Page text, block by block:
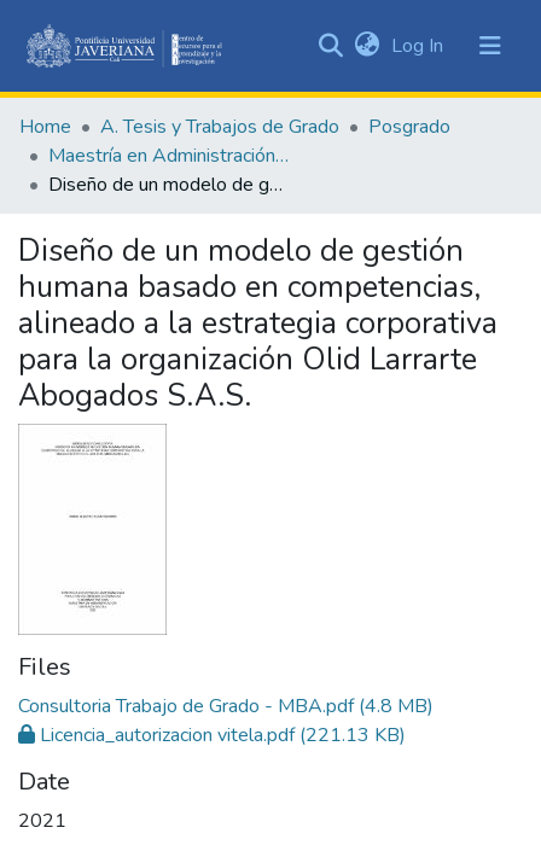
&
Collections
Statistics
Log In (current)
Home A. Tesis y Trabajos de Grado
Posgrado
Maestría en Administración de Empresas
Diseño de un modelo de gestión humana basado en competencias, alineado a la estrategia corporativa para la organización Olid Larrarte Abogados S.A.S.
Diseño de un modelo de gestión
humana basado en competencias,
alineado a la estrategia corporativa
para la organización Olid Larrarte
Abogados S.A.S.
Files
Consultoria Trabajo de Grado - MBA.pdf(4.8 MB)
Licencia_autorizacion vitela.pdf(221.13 KB)
Date
2021